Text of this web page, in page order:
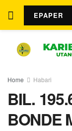
EPAPER
Home Habari
BIL.
BONDE